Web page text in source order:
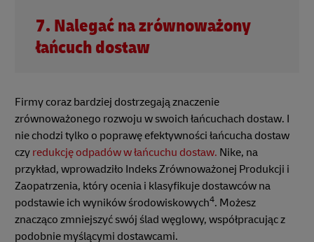
7. Nalegać na zrównoważony
łańcuch dostaw
Firmy coraz bardziej dostrzegają znaczenie
zrównoważonego rozwoju w swoich łańcuchach dostaw. I
nie chodzi tylko o poprawę efektywności łańcucha dostaw
czy redukcję odpadów w łańcuchu dostaw. Nike, na
przykład, wprowadziło Indeks Zrównoważonej Produkcji i
Zaopatrzenia, który ocenia i klasyfikuje dostawców na
podstawie ich wyników środowiskowych4. Możesz
znacząco zmniejszyć swój ślad węglowy, współpracując z
podobnie myślącymi dostawcami.